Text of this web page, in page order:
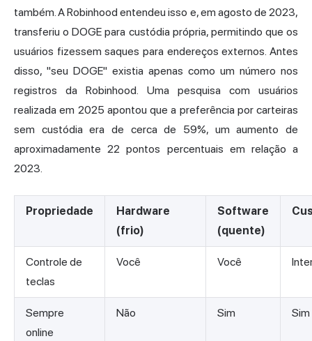
também. A Robinhood entendeu isso e, em agosto de 2023,
transferiu o DOGE para custódia própria, permitindo que os
usuários fizessem saques para endereços externos. Antes
disso, "seu DOGE" existia apenas como um número nos
registros da Robinhood. Uma pesquisa com usuários
realizada em 2025 apontou que a preferência por carteiras
sem custódia era de cerca de 59%, um aumento de
aproximadamente 22 pontos percentuais em relação a
2023.
Propriedade
Hardware
(frio)
Software
(quente)
Controle de
teclas
Você Você
Sempre
online
Não Sim Sim